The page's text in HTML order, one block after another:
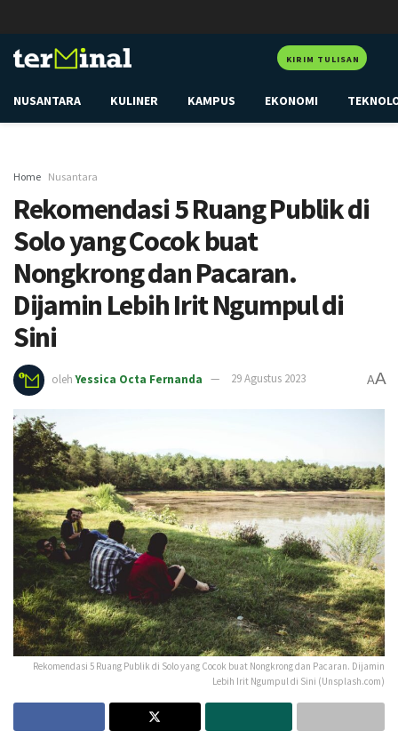
KIRIM TULISAN
NUSANTARA KULINER KAMPUS EKONOMI
Home Nusantara
Rekomendasi 5 Ruang Publik di
Solo yang Cocok buat
Nongkrong dan Pacaran.
Dijamin Lebih Irit Ngumpul di
Sini
oleh Yessica Octa Fernanda 29 Agustus 2023 AA
Rekomendasi 5 Ruang Publik di Solo yang Cocok buat Nongkrong dan Pacaran. Dijamin
Lebih Irit Ngumpul di Sini (Unsplash.com)